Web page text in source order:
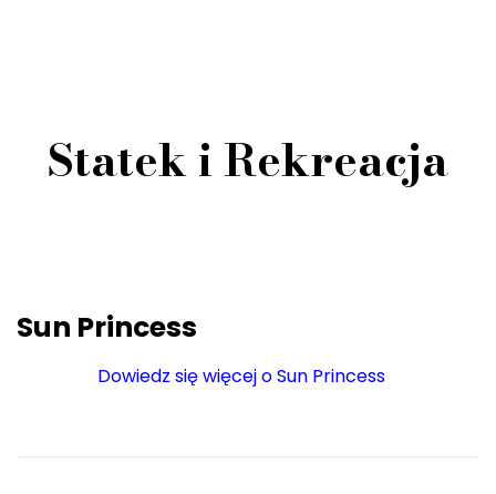
Statek i Rekreacja
Sun Princess
Dowiedz się więcej o Sun Princess